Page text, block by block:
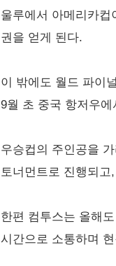
울루에서 아메리카
권을 얻게 된다.
이 밖에도 월드 파이
9월 초 중국 항저우
우승컵의 주인공을
토너먼트로 진행되
한편 컴투스는 올해
시간으로 소통하며